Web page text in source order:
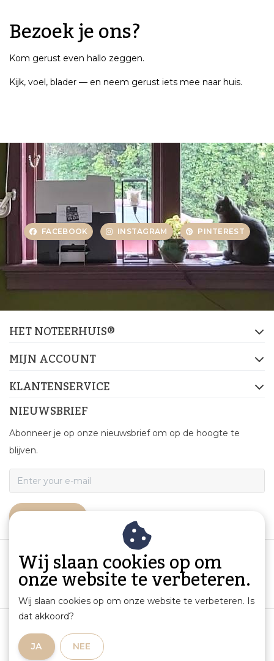
Bezoek je ons?
Kom gerust even hallo zeggen.
Kijk, voel, blader — en neem gerust iets mee naar huis.
FACEBOOK INSTAGRAM PINTEREST
HET NOTEERHUIS®
MIJN ACCOUNT
KLANTENSERVICE
NIEUWSBRIEF
Abonneer je op onze nieuwsbrief om op de hoogte te
blijven.
Productinformatie en aansprakelijkheid
Wij slaan cookies op om
onze website te verbeteren.
Wij slaan cookies op om onze website te verbeteren. Is
dat akkoord?
JA NEE